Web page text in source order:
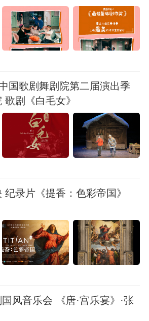
国歌剧舞剧院第二届演出季
剧《白毛女》
录片《提香：色彩帝国》
风音乐会 《唐·宫乐宴》·张